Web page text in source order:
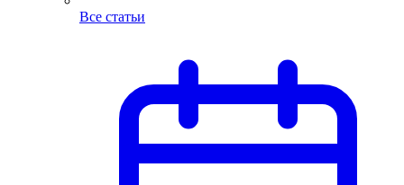
Все статьи